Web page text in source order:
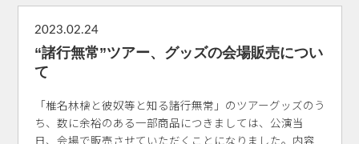
2023.02.24
“諸行無常”ツアー、グッズの会場販売につい
て
「椎名林檎と彼奴等と知る諸行無常」のツアーグッズのう
ち、数に余裕のある一部商品につきましては、公演当
日、会場で販売させていただくことになりました。内容